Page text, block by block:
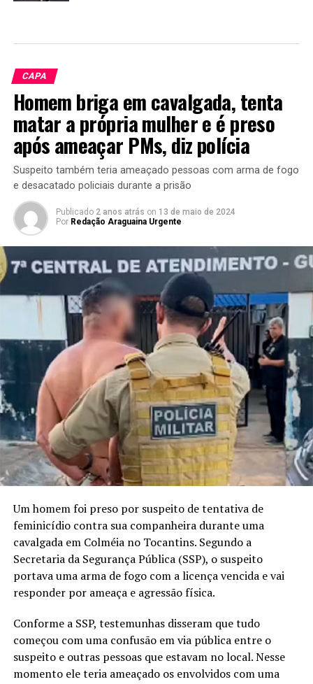
CAPA
Homem briga em cavalgada, tenta
matar a própria mulher e é preso
após ameaçar PMs, diz polícia
Suspeito também teria ameaçado pessoas com arma de fogo
e desacatado policiais durante a prisão
Publicado 2 anos atrás on 13 de maio de 2024
Por Redação Araguaina Urgente
Um homem foi preso por suspeito de tentativa de
feminicídio contra sua companheira durante uma
cavalgada em Colméia no Tocantins. Segundo a
Secretaria da Segurança Pública (SSP), o suspeito
portava uma arma de fogo com a licença vencida e vai
responder por ameaça e agressão física.
Conforme a SSP, testemunhas disseram que tudo
começou com uma confusão em via pública entre o
suspeito e outras pessoas que estavam no local. Nesse
momento ele teria ameaçado os envolvidos com uma